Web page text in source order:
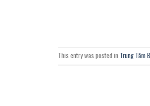
This entry was posted in Trung Tâm